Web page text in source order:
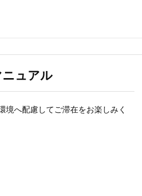
ニュアル
境へ配慮してご滞在をお楽しみく